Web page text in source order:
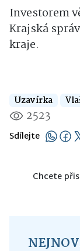
Investorem
Krajská
kraje.
Uzavírka
2523
Sdílejte
Chcete